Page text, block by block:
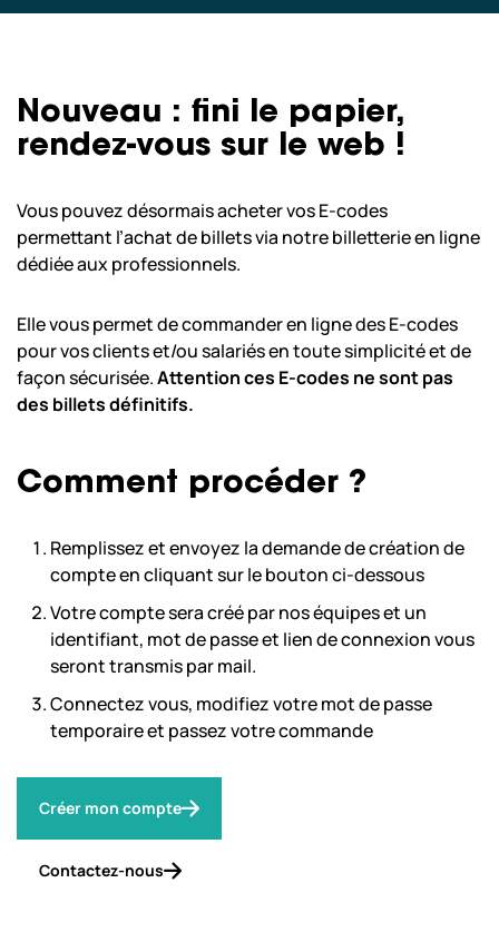
Nous ouvrons aujourd’hui de 10:00
à 18:00.
À bientôt ! Consultez tous noshoraires
d’ouvertures
Nouveau : fini le papier,
rendez-vous sur le web !
Vous pouvez désormais acheter vos E-codes
permettant l’achat de billets via notre billetterie en ligne
dédiée aux professionnels.
Elle vous permet de commander en ligne des E-codes
pour vos clients et/ou salariés en toute simplicité et de
façon sécurisée.Attention ces E-codes ne sont pas
des billets définitifs.
Comment procéder ?
Remplissez et envoyez la demande de création de
compte en cliquant sur le bouton ci-dessous
Votre compte sera créé par nos équipes et un
identifiant, mot de passe et lien de connexion vous
seront transmis par mail.
Connectez vous, modifiez votre mot de passe
temporaire et passez votre commande
Créer mon compte
Contactez-nous